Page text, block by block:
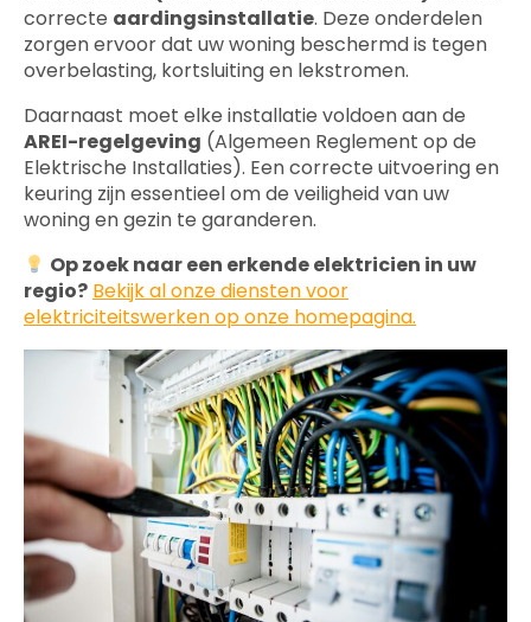
correcte aardingsinstallatie. Deze onderdelen
zorgen ervoor dat uw woning beschermd is tegen
overbelasting, kortsluiting en lekstromen.
Daarnaast moet elke installatie voldoen aan de
AREI-regelgeving (Algemeen Reglement op de
Elektrische Installaties). Een correcte uitvoering en
keuring zijn essentieel om de veiligheid van uw
woning en gezin te garanderen.
Op zoek naar een erkende elektricien in uw
regio? Bekijk al onze diensten voor
elektriciteitswerken op onze homepagina.